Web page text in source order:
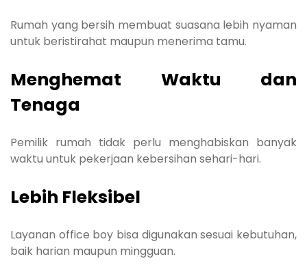
Rumah yang bersih membuat suasana lebih nyaman
untuk beristirahat maupun menerima tamu.
Menghemat Waktu dan
Tenaga
Pemilik rumah tidak perlu menghabiskan banyak
waktu untuk pekerjaan kebersihan sehari-hari.
Lebih Fleksibel
Layanan office boy bisa digunakan sesuai kebutuhan,
baik harian maupun mingguan.